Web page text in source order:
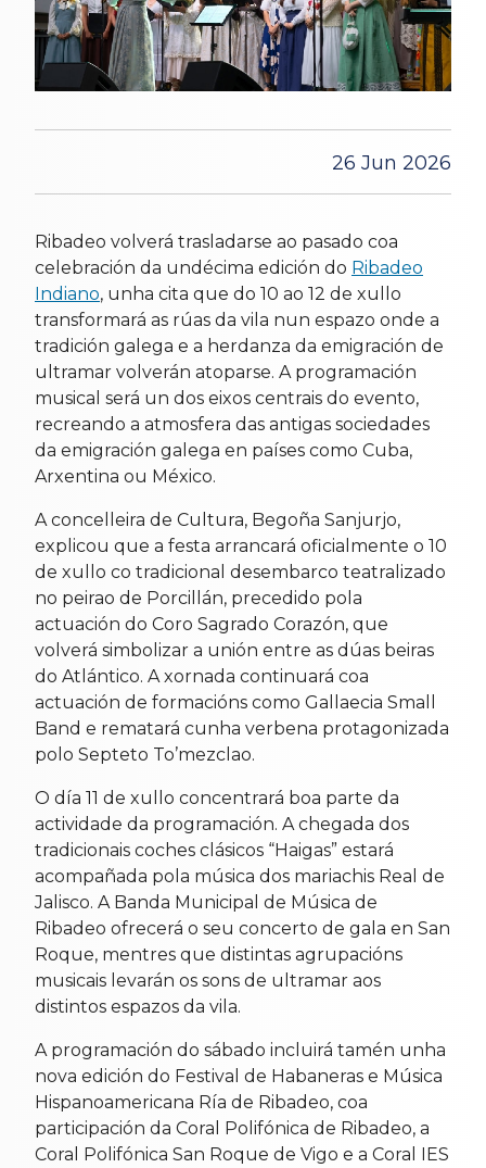
26 Jun 2026
Ribadeo volverá trasladarse ao pasado coa
celebración da undécima edición do Ribadeo
Indiano, unha cita que do 10 ao 12 de xullo
transformará as rúas da vila nun espazo onde a
tradición galega e a herdanza da emigración de
ultramar volverán atoparse. A programación
musical será un dos eixos centrais do evento,
recreando a atmosfera das antigas sociedades
da emigración galega en países como Cuba,
Arxentina ou México.
A concelleira de Cultura, Begoña Sanjurjo,
explicou que a festa arrancará oficialmente o 10
de xullo co tradicional desembarco teatralizado
no peirao de Porcillán, precedido pola
actuación do Coro Sagrado Corazón, que
volverá simbolizar a unión entre as dúas beiras
do Atlántico. A xornada continuará coa
actuación de formacións como Gallaecia Small
Band e rematará cunha verbena protagonizada
polo Septeto To’mezclao.
O día 11 de xullo concentrará boa parte da
actividade da programación. A chegada dos
tradicionais coches clásicos “Haigas” estará
acompañada pola música dos mariachis Real de
Jalisco. A Banda Municipal de Música de
Ribadeo ofrecerá o seu concerto de gala en San
Roque, mentres que distintas agrupacións
musicais levarán os sons de ultramar aos
distintos espazos da vila.
A programación do sábado incluirá tamén unha
nova edición do Festival de Habaneras e Música
Hispanoamericana Ría de Ribadeo, coa
participación da Coral Polifónica de Ribadeo, a
Coral Polifónica San Roque de Vigo e a Coral IES